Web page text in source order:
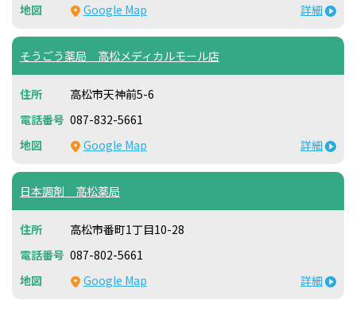
Google Map
詳細
そうごう薬局 高松メディカルモール店
高松市天神前5-6
087-832-5661
Google Map
詳細
日本調剤 高松薬局
高松市番町1丁目10-28
087-802-5661
Google Map
詳細